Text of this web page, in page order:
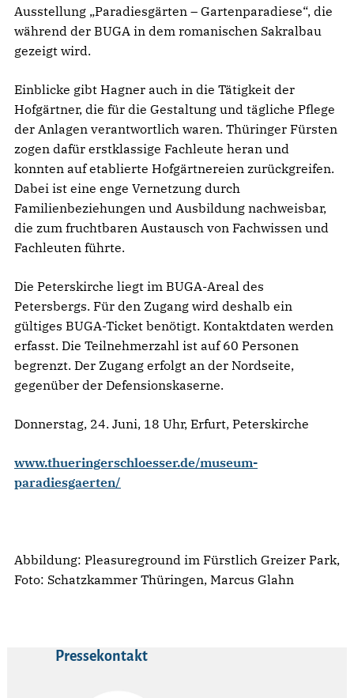
Ausstellung „Paradiesgärten – Gartenparadiese“, die
während der BUGA in dem romanischen Sakralbau
gezeigt wird.
Einblicke gibt Hagner auch in die Tätigkeit der
Hofgärtner, die für die Gestaltung und tägliche Pflege
der Anlagen verantwortlich waren. Thüringer Fürsten
zogen dafür erstklassige Fachleute heran und
konnten auf etablierte Hofgärtnereien zurückgreifen.
Dabei ist eine enge Vernetzung durch
Familienbeziehungen und Ausbildung nachweisbar,
die zum fruchtbaren Austausch von Fachwissen und
Fachleuten führte.
Die Peterskirche liegt im BUGA-Areal des
Petersbergs. Für den Zugang wird deshalb ein
gültiges BUGA-Ticket benötigt. Kontaktdaten werden
erfasst. Die Teilnehmerzahl ist auf 60 Personen
begrenzt. Der Zugang erfolgt an der Nordseite,
gegenüber der Defensionskaserne.
Donnerstag, 24. Juni, 18 Uhr, Erfurt, Peterskirche
www.thueringerschloesser.de/museum-
paradiesgaerten/
Abbildung: Pleasureground im Fürstlich Greizer Park,
Foto: Schatzkammer Thüringen, Marcus Glahn
Pressekontakt